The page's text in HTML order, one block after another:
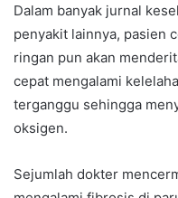
Dalam banyak jurnal
penyakit lainnya, pasien
ringan pun akan
cepat mengalami
terganggu sehingga
oksigen.
Sejumlah dokter